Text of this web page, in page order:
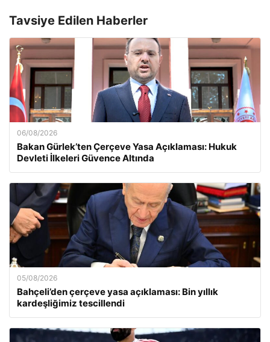
Tavsiye Edilen Haberler
06/08/2026
Bakan Gürlek’ten Çerçeve Yasa Açıklaması: Hukuk
Devleti İlkeleri Güvence Altında
05/08/2026
Bahçeli’den çerçeve yasa açıklaması: Bin yıllık
kardeşliğimiz tescillendi